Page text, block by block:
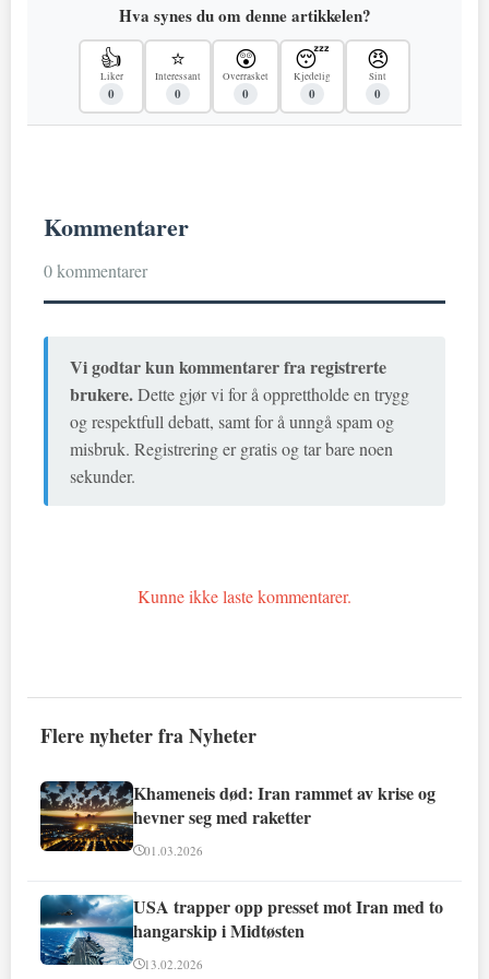
Hva synes du om denne artikkelen?
👍
Liker
0
⭐
Interessant
0
😲
Overrasket
0
😴
Kjedelig
0
😠
Sint
0
Kommentarer
0 kommentarer
Vi godtar kun kommentarer fra registrerte
brukere.Dette gjør vi for å opprettholde en trygg
og respektfull debatt, samt for å unngå spam og
misbruk. Registrering er gratis og tar bare noen
sekunder.
Kunne ikke laste kommentarer.
Flere nyheter fra Nyheter
Khameneis død: Iran rammet av krise og
hevner seg med raketter
01.03.2026
USA trapper opp presset mot Iran med to
hangarskip i Midtøsten
13.02.2026